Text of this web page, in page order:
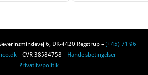
6, DK-4420 Regstrup –(+45) 71 96
– CVR 38584758 – Handelsbetingelser–
Privatlivspolitik